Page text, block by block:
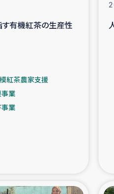
ガザ地区における羊の畜産
ガザ地区における被災住民へ
かけ普及と食生活改善による
トルコ・シリア地震被災者
有機紅茶の生産性
紅茶農家支援
業
事業